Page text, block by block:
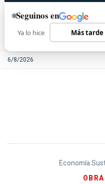
6/8/2026
Economía
Seguinos en
Ya lo hice Más tarde